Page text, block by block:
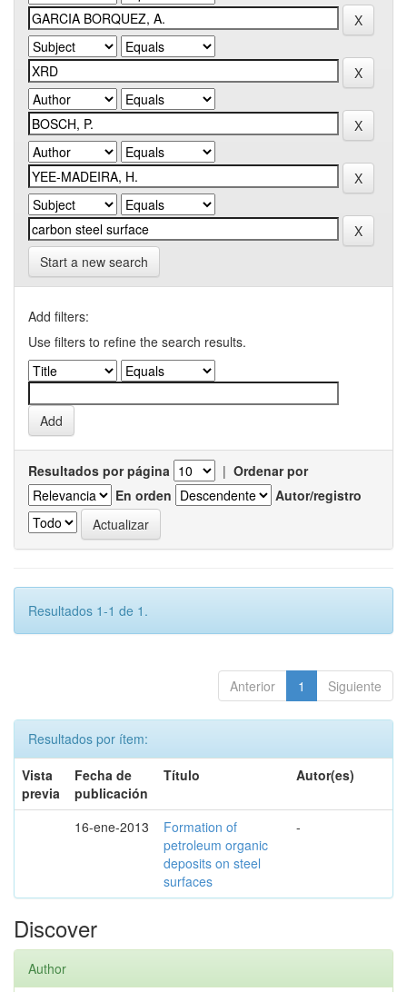
Start a new search
Add filters:
Use filters to refine the search results.
Resultados por página | Ordenar por
En orden
Autor/registro
Resultados 1-1 de 1.
Anterior 1 Siguiente
Resultados por ítem:
Vista
previa
Fecha de
publicación
Título Autor(es)
16-ene-2013
Formation of
petroleum organic
deposits on steel
surfaces
-
Discover
Author